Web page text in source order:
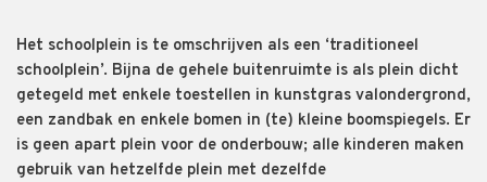
Het schoolplein is te omschrijven als een ‘traditioneel
schoolplein’. Bijna de gehele buitenruimte is als plein dicht
getegeld met enkele toestellen in kunstgras valondergrond,
een zandbak en enkele bomen in (te) kleine boomspiegels. Er
is geen apart plein voor de onderbouw; alle kinderen maken
gebruik van hetzelfde plein met dezelfde